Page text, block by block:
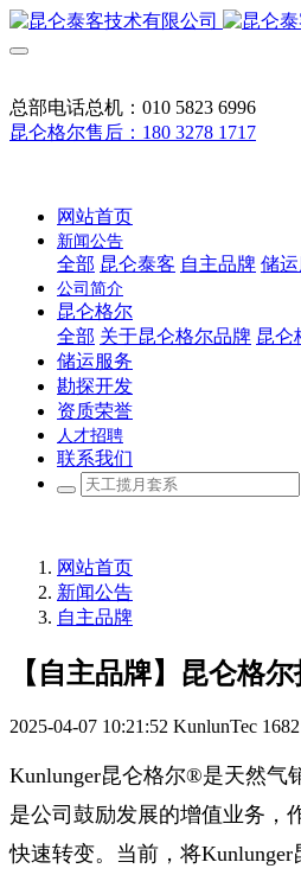
总部电话总机：010 5823 6996
昆仑格尔售后：180 3278 1717
网站首页
新闻公告
全部 昆仑泰客 自主品牌 储
公司简介
昆仑格尔
全部 关于昆仑格尔品牌 昆仑
储运服务
勘探开发
资质荣誉
人才招聘
联系我们
网站首页
新闻公告
自主品牌
【自主品牌】昆仑格
2025-04-07 10:21:52 KunlunTec 1682
Kunlunger昆仑格尔®是天然气
是公司鼓励发展的增值业务，
快速转变。当前，将